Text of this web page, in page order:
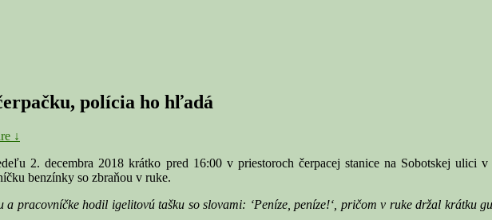
polícia ho hľadá
↓
2. decembra 2018 krátko pred 16:00 v priestoroch čerpacej stanice na Sobotskej ulici
benzínky so zbraňou v ruke.
pracovníčke hodil igelitovú tašku so slovami: ‘Peníze, peníze!‘, pričom v ruke držal krátku